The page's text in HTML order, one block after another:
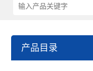
产品目录